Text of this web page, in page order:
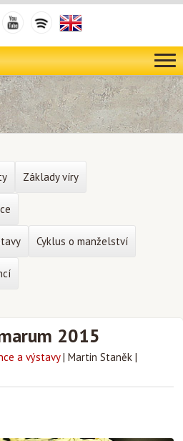
2015
a výstavy | Martin Staněk |
Základy víry
Cyklus o manželství